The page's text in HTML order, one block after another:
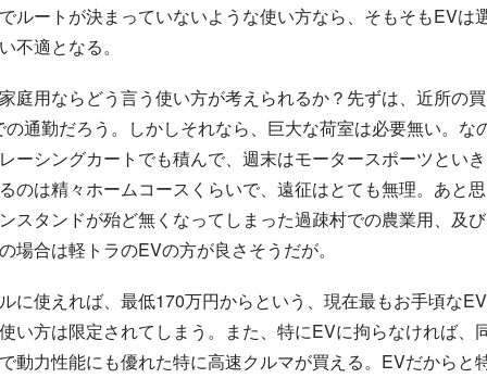
ルートが決まっていないような使い方なら、そもそもEVは
不適となる。
庭用ならどう言う使い方が考えられるか？先ずは、近所の
通勤だろう。しかしそれなら、巨大な荷室は必要無い。な
ーシングカートでも積んで、週末はモータースポーツとい
のは精々ホームコースくらいで、遠征はとても無理。あと
スタンドが殆ど無くなってしまった過疎村での農業用、及
場合は軽トラのEVの方が良さそうだが。
に使えれば、最低170万円からという、現在最もお手頃な
い方は限定されてしまう。また、特にEVに拘らなければ、
動力性能にも優れた
特 に 高 速
特 に高
速
クルマが買える。EVだからと